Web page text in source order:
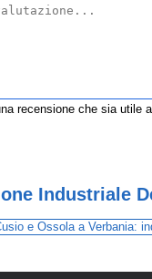
recensione che sia utile
Industriale